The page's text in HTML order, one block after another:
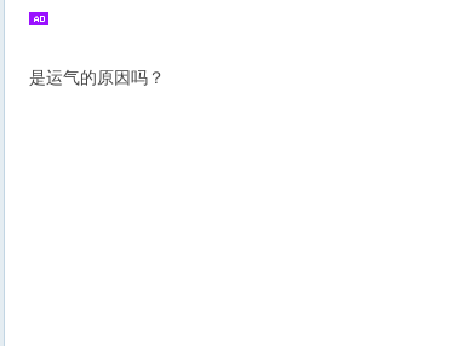
是运气的原因吗？